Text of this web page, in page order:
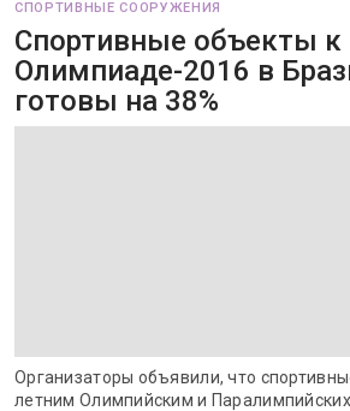
СПОРТИВНЫЕ СООРУЖЕНИЯ
Спортивные объекты к
Олимпиаде-2016 в
готовы на 38%
Организаторы объявили, что
летним Олимпийским и